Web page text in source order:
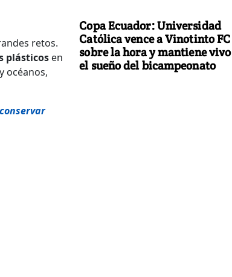
retos.
plásticos en
océanos,
Copa Ecuador: Universidad
Católica vence a Vinotinto FC
sobre la hora y mantiene vivo
el sueño del bicampeonato